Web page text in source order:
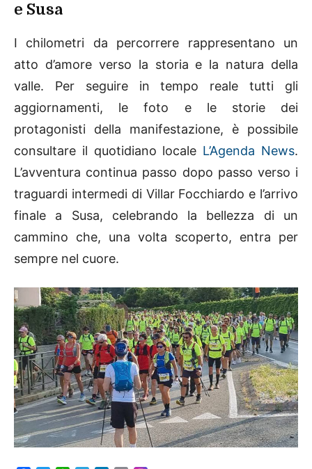
e Susa
I chilometri da percorrere rappresentano un
atto d’amore verso la storia e la natura della
valle. Per seguire in tempo reale tutti gli
aggiornamenti, le foto e le storie dei
protagonisti della manifestazione, è possibile
consultare il quotidiano locale L’Agenda News.
L’avventura continua passo dopo passo verso i
traguardi intermedi di Villar Focchiardo e l’arrivo
finale a Susa, celebrando la bellezza di un
cammino che, una volta scoperto, entra per
sempre nel cuore.